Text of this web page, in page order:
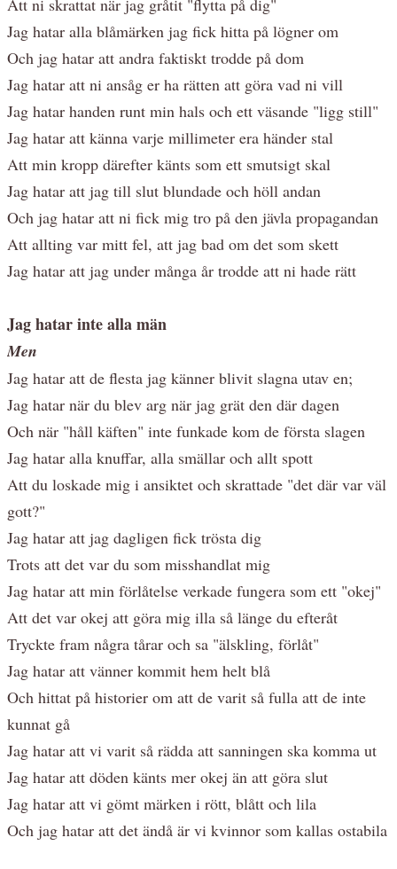
Att ni skrattat när jag gråtit "flytta på dig"
Jag hatar alla blåmärken jag fick hitta på lögner om
Och jag hatar att andra faktiskt trodde på dom
Jag hatar att ni ansåg er ha rätten att göra vad ni vill
Jag hatar handen runt min hals och ett väsande "ligg still"
Jag hatar att känna varje millimeter era händer stal
Att min kropp därefter känts som ett smutsigt skal
Jag hatar att jag till slut blundade och höll andan
Och jag hatar att ni fick mig tro på den jävla propagandan
Att allting var mitt fel, att jag bad om det som skett
Jag hatar att jag under många år trodde att ni hade rätt
Jag hatar inte alla män
Men
Jag hatar att de flesta jag känner blivit slagna utav en;
Jag hatar när du blev arg när jag grät den där dagen
Och när "håll käften" inte funkade kom de första slagen
Jag hatar alla knuffar, alla smällar och allt spott
Att du loskade mig i ansiktet och skrattade "det där var väl
gott?"
Jag hatar att jag dagligen fick trösta dig
Trots att det var du som misshandlat mig
Jag hatar att min förlåtelse verkade fungera som ett "okej"
Att det var okej att göra mig illa så länge du efteråt
Tryckte fram några tårar och sa "älskling, förlåt"
Jag hatar att vänner kommit hem helt blå
Och hittat på historier om att de varit så fulla att de inte
kunnat gå
Jag hatar att vi varit så rädda att sanningen ska komma ut
Jag hatar att döden känts mer okej än att göra slut
Jag hatar att vi gömt märken i rött, blått och lila
Och jag hatar att det ändå är vi kvinnor som kallas ostabila